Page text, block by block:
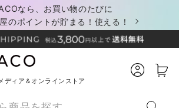
なら、お買い物のたびに
のポイントが貯まる！使える！
ディア＆オンラインストア